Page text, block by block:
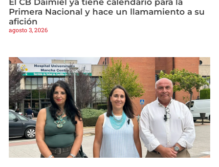
El CB Daimiel ya tiene calendario para la
Primera Nacional y hace un llamamiento a su
afición
agosto 3, 2026